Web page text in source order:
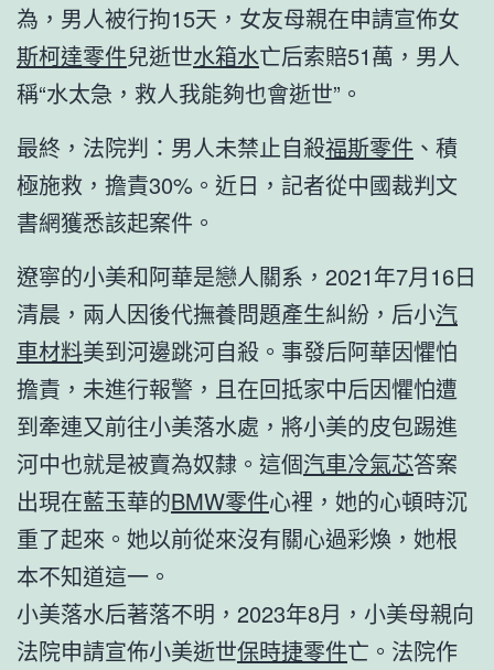
為，男人被行拘15天，女友母親在申請宣佈女
斯柯達零件兒逝世水箱水亡后索賠51萬，男人
稱“水太急，救人我能夠也會逝世”。
最終，法院判：男人未禁止自殺福斯零件 、積
極施救，擔責30%。近日，記者從中國裁判文
書網獲悉該起案件。
遼寧的小美和阿華是戀人關系，2021年7月16日
清晨，兩人因後代撫養問題產生糾紛，后小汽
車材料美到河邊跳河自殺。事發后阿華因懼怕
擔責，未進行報警，且在回抵家中后因懼怕遭
到牽連又前往小美落水處，將小美的皮包踢進
河中也就是被賣為奴隸。這個汽車冷氣芯答案
出現在藍玉華的BMW零件心裡，她的心頓時沉
重了起來。她以前從來沒有關心過彩煥，她根
本不知道這一。
小美落水后著落不明，2023年8月，小美母親向
法院申請宣佈小美逝世保時捷零件亡。法院作